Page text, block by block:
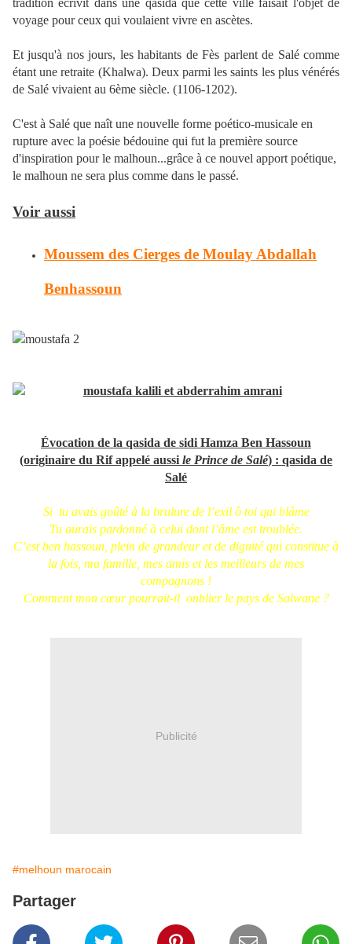
tradition écrivit dans une qasida que cette ville faisait l'objet de
voyage pour ceux qui voulaient vivre en ascètes.
Et jusqu'à nos jours, les habitants de Fès parlent de Salé comme
étant une retraite (Khalwa). Deux parmi les saints les plus vénérés
de Salé vivaient au 6ème siècle. (1106-1202).
C'est à Salé que naît une nouvelle forme poético-musicale en
rupture avec la poésie bédouine qui fut la première source
d'inspiration pour le malhoun...grâce à ce nouvel apport poétique,
le malhoun ne sera plus comme dans le passé.
Voir aussi
Moussem des Cierges de Moulay Abdallah
Benhassoun
Évocation de la qasida de sidi Hamza Ben Hassoun
(originaire du Rif appelé aussi le Prince de Salé) : qasida de
Salé
Si tu avais goûté à la brulure de l’exil ô toi qui blâme
Tu aurais pardonné à celui dont l’âme est troublée.
C’est ben hassoun, plein de grandeur et de dignité qui constitue à
la fois, ma famille, mes amis et les meilleurs de mes
compagnons !
Comment mon cœur pourrait-il oublier le pays de Salwane ?
Publicité
#melhoun marocain
Partager